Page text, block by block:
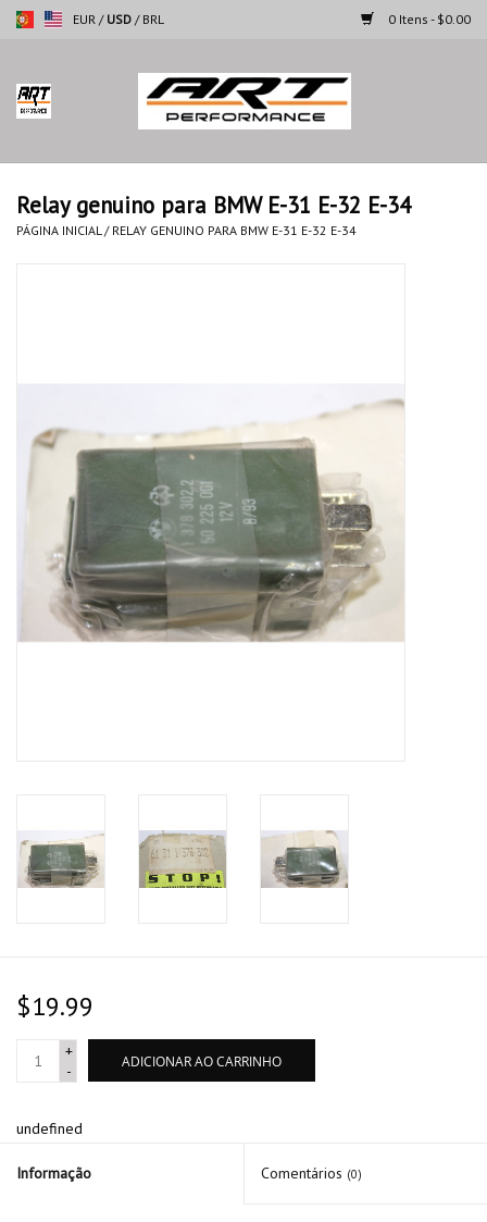
EUR / USD / BRL 0 Itens - $0.00
Página inicial
Motocicletas
Automoveis
Relay genuino para BMW E-31 E-32 E-34
PÁGINA INICIAL / RELAY GENUINO PARA BMW E-31 E-32 E-34
$19.99
+
-
ADICIONAR AO CARRINHO
undefined
Informação Comentários (0)